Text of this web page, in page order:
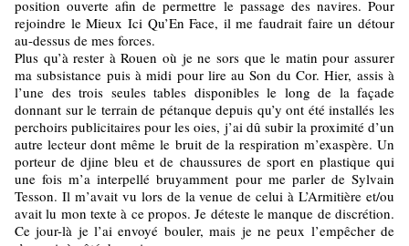
position ouverte afin de permettre le passage des navires. Pour
rejoindre le Mieux Ici Qu’En Face, il me faudrait faire un détour
au-dessus de mes forces.
Plus qu’à rester à Rouen où je ne sors que le matin pour assurer
ma subsistance puis à midi pour lire au Son du Cor. Hier, assis à
l’une des trois seules tables disponibles le long de la façade
donnant sur le terrain de pétanque depuis qu’y ont été installés les
perchoirs publicitaires pour les oies, j’ai dû subir la proximité d’un
autre lecteur dont même le bruit de la respiration m’exaspère. Un
porteur de djine bleu et de chaussures de sport en plastique qui
une fois m’a interpellé bruyamment pour me parler de Sylvain
Tesson. Il m’avait vu lors de la venue de celui à L’Armitière et/ou
avait lu mon texte à ce propos. Je déteste le manque de discrétion.
Ce jour-là je l’ai envoyé bouler, mais je ne peux l’empêcher de